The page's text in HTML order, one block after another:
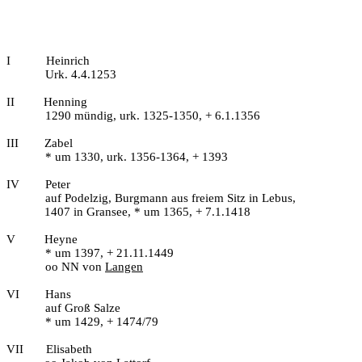
I
Heinrich
Urk. 4.4.1253
II
Henning
1290 mündig, urk. 1325-1350, + 6.1.1356
III
Zabel
* um 1330, urk. 1356-1364, + 1393
IV
Peter
auf Podelzig, Burgmann aus freiem Sitz in Lebus,
1407 in Gransee, * um 1365, + 7.1.1418
V
Heyne
* um 1397, + 21.11.1449
oo NN von Langen
VI
Hans
auf Groß Salze
* um 1429, + 1474/79
VII
Elisabeth